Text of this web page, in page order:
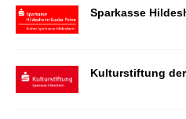
Sparkasse
Kulturstiftung